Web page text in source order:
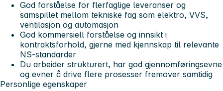
God forståelse for flerfaglige leveranser og
samspillet mellom tekniske fag som elektro, VVS,
ventilasjon og automasjon
God kommersiell forståelse og innsikt i
kontraktsforhold, gjerne med kjennskap til relevante
NS-standarder
Du arbeider strukturert, har god gjennomføringsevne
og evner å drive flere prosesser fremover samtidig
Personlige egenskaper